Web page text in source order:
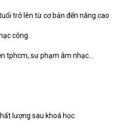
trở lên từ cơ bản đến nâng cao
công.
tphcm, sư phạm âm nhạc…
lượng sau khoá học.